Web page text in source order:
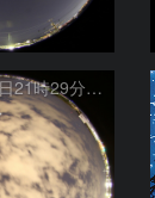
2017年11月21日21時29分の火球